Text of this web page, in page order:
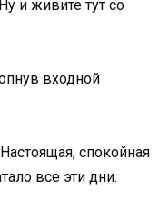
и живите тут со
входной
спокойная
все эти дни.